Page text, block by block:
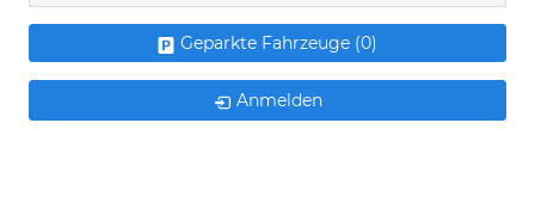
Geparkte Fahrzeuge (0)
Anmelden